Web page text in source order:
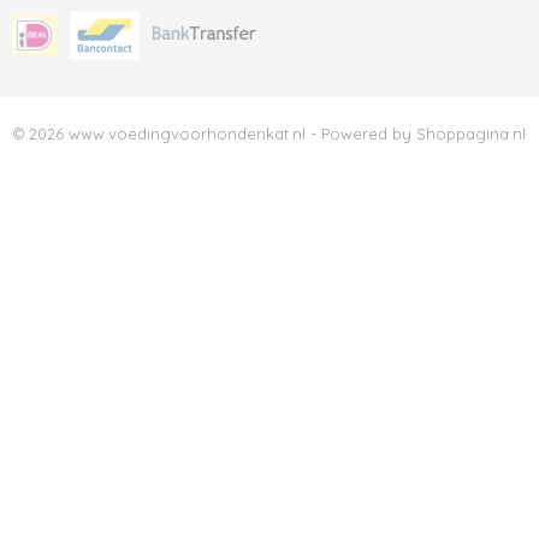
© 2026 www.voedingvoorhondenkat.nl - Powered by Shoppagina.nl